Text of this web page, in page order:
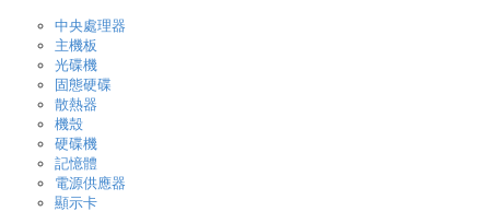
中央處理器
主機板
光碟機
固態硬碟
散熱器
機殼
硬碟機
記憶體
電源供應器
顯示卡